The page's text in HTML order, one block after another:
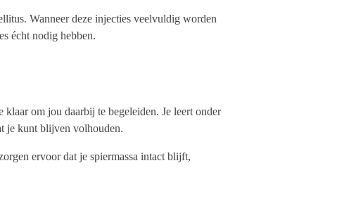
Wanneer deze injecties veelvuldig worden
écht nodig hebben.
om jou daarbij te begeleiden. Je leert onder
je kunt blijven volhouden.
ervoor dat je spiermassa intact blijft,